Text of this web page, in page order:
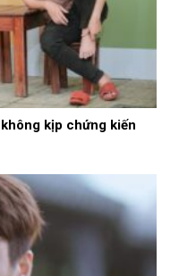
kịp chứng kiến